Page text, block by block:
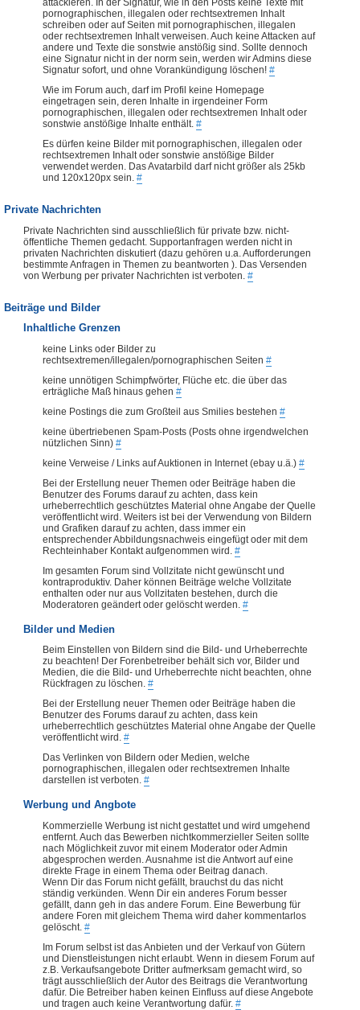
attackieren. In der Signatur, wie in den Posts keine Texte mit
pornographischen, illegalen oder rechtsextremen Inhalt
schreiben oder auf Seiten mit pornographischen, illegalen
oder rechtsextremen Inhalt verweisen. Auch keine Attacken auf
andere und Texte die sonstwie anstößig sind. Sollte dennoch
eine Signatur nicht in der norm sein, werden wir Admins diese
Signatur sofort, und ohne Vorankündigung löschen! #
Wie im Forum auch, darf im Profil keine Homepage
eingetragen sein, deren Inhalte in irgendeiner Form
pornographischen, illegalen oder rechtsextremen Inhalt oder
sonstwie anstößige Inhalte enthält. #
Es dürfen keine Bilder mit pornographischen, illegalen oder
rechtsextremen Inhalt oder sonstwie anstößige Bilder
verwendet werden. Das Avatarbild darf nicht größer als 25kb
und 120x120px sein. #
Private Nachrichten
Private Nachrichten sind ausschließlich für private bzw. nicht-
öffentliche Themen gedacht. Supportanfragen werden nicht in
privaten Nachrichten diskutiert (dazu gehören u.a. Aufforderungen
bestimmte Anfragen in Themen zu beantworten ). Das Versenden
von Werbung per privater Nachrichten ist verboten. #
Beiträge und Bilder
Inhaltliche Grenzen
keine Links oder Bilder zu
rechtsextremen/illegalen/pornographischen Seiten #
keine unnötigen Schimpfwörter, Flüche etc. die über das
erträgliche Maß hinaus gehen #
keine Postings die zum Großteil aus Smilies bestehen #
keine übertriebenen Spam-Posts (Posts ohne irgendwelchen
nützlichen Sinn) #
keine Verweise / Links auf Auktionen in Internet (ebay u.ä.) #
Bei der Erstellung neuer Themen oder Beiträge haben die
Benutzer des Forums darauf zu achten, dass kein
urheberrechtlich geschütztes Material ohne Angabe der Quelle
veröffentlicht wird. Weiters ist bei der Verwendung von Bildern
und Grafiken darauf zu achten, dass immer ein
entsprechender Abbildungsnachweis eingefügt oder mit dem
Rechteinhaber Kontakt aufgenommen wird. #
Im gesamten Forum sind Vollzitate nicht gewünscht und
kontraproduktiv. Daher können Beiträge welche Vollzitate
enthalten oder nur aus Vollzitaten bestehen, durch die
Moderatoren geändert oder gelöscht werden. #
Bilder und Medien
Beim Einstellen von Bildern sind die Bild- und Urheberrechte
zu beachten! Der Forenbetreiber behält sich vor, Bilder und
Medien, die die Bild- und Urheberrechte nicht beachten, ohne
Rückfragen zu löschen. #
Bei der Erstellung neuer Themen oder Beiträge haben die
Benutzer des Forums darauf zu achten, dass kein
urheberrechtlich geschütztes Material ohne Angabe der Quelle
veröffentlicht wird. #
Das Verlinken von Bildern oder Medien, welche
pornographischen, illegalen oder rechtsextremen Inhalte
darstellen ist verboten. #
Werbung und Angbote
Kommerzielle Werbung ist nicht gestattet und wird umgehend
entfernt. Auch das Bewerben nichtkommerzieller Seiten sollte
nach Möglichkeit zuvor mit einem Moderator oder Admin
abgesprochen werden. Ausnahme ist die Antwort auf eine
direkte Frage in einem Thema oder Beitrag danach.
Wenn Dir das Forum nicht gefällt, brauchst du das nicht
ständig verkünden. Wenn Dir ein anderes Forum besser
gefällt, dann geh in das andere Forum. Eine Bewerbung für
andere Foren mit gleichem Thema wird daher kommentarlos
gelöscht. #
Im Forum selbst ist das Anbieten und der Verkauf von Gütern
und Dienstleistungen nicht erlaubt. Wenn in diesem Forum auf
z.B. Verkaufsangebote Dritter aufmerksam gemacht wird, so
trägt ausschließlich der Autor des Beitrags die Verantwortung
dafür. Die Betreiber haben keinen Einfluss auf diese Angebote
und tragen auch keine Verantwortung dafür. #